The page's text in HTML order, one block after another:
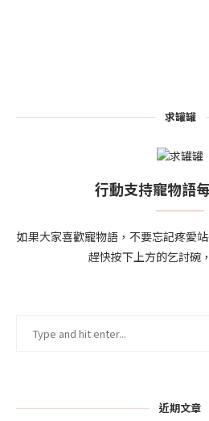
求罐罐
行動支持寵物語
如果大家喜歡寵物語，不要忘記疼愛
趕快按下上方的乞討碗
近期文章